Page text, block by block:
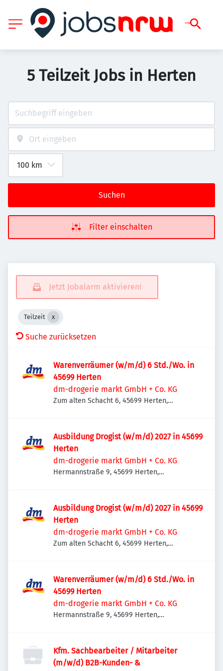
5 Teilzeit Jobs in Herten
Suchen
Filter einschalten
Jetzt Jobalarm aktivieren!
Teilzeit
Suche zurücksetzen
Warenverräumer (w/m/d) 6 Std./Wo. in
45699 Herten
dm-drogerie markt GmbH + Co. KG
Zum alten Schacht 6, 45699 Herten,
Ausbildung Drogist (w/m/d) 2027 in 45699
Herten
dm-drogerie markt GmbH + Co. KG
Hermannstraße 9, 45699 Herten,
Ausbildung Drogist (w/m/d) 2027 in 45699
Herten
dm-drogerie markt GmbH + Co. KG
Zum alten Schacht 6, 45699 Herten,
Warenverräumer (w/m/d) 6 Std./Wo. in
45699 Herten
dm-drogerie markt GmbH + Co. KG
Hermannstraße 9, 45699 Herten,
Kfm. Sachbearbeiter / Mitarbeiter
(m/w/d) B2B-Kunden- &